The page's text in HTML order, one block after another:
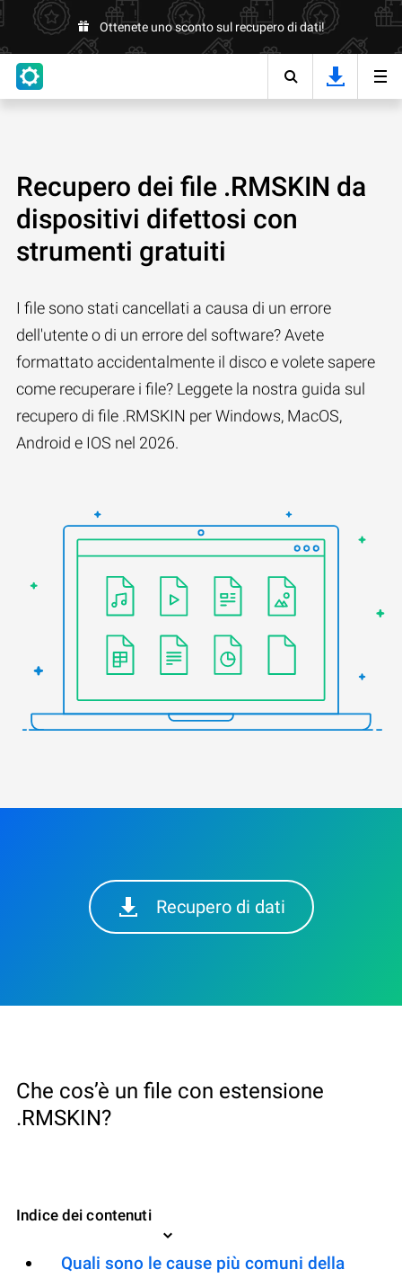
Ottenete uno sconto sul recupero di dati!
Recupero dei file .RMSKIN da
dispositivi difettosi con
strumenti gratuiti
I file sono stati cancellati a causa di un errore
dell'utente o di un errore del software? Avete
formattato accidentalmente il disco e volete sapere
come recuperare i file? Leggete la nostra guida sul
recupero di file .RMSKIN per Windows, MacOS,
Android e IOS nel 2026.
Recupero di dati
Che cos’è un file con estensione
.RMSKIN?
Indice dei contenuti
Quali sono le cause più comuni della